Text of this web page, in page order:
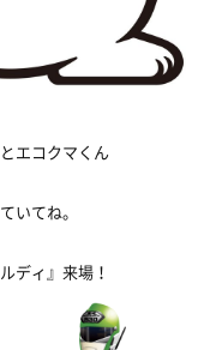
エコクマくん
いてね。
ディ』来場！